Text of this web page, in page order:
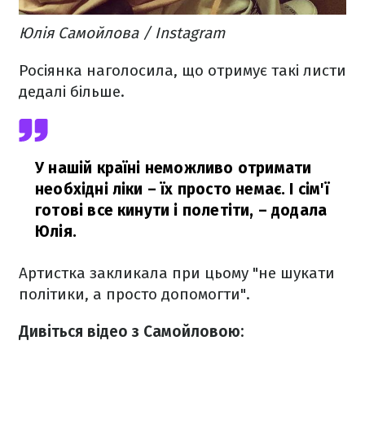
Юлія Самойлова / Instagram
Росіянка наголосила, що отримує такі листи
дедалі більше.
У нашій країні неможливо отримати
необхідні ліки – їх просто немає. І сім'ї
готові все кинути і полетіти, – додала
Юлія.
Артистка закликала при цьому "не шукати
політики, а просто допомогти".
Дивіться відео з Самойловою: